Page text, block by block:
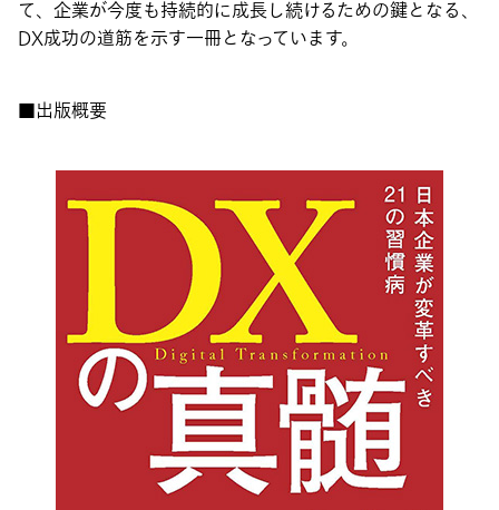
て、企業が今度も持続的に成長し続けるための鍵となる、
DX成功の道筋を示す一冊となっています。
■出版概要